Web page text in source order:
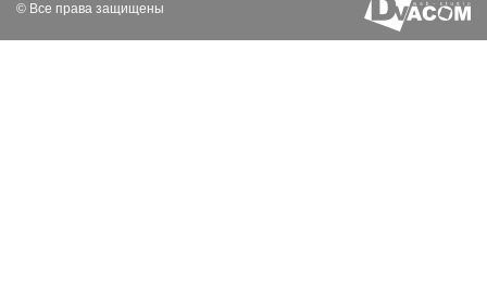
© Все права защищены